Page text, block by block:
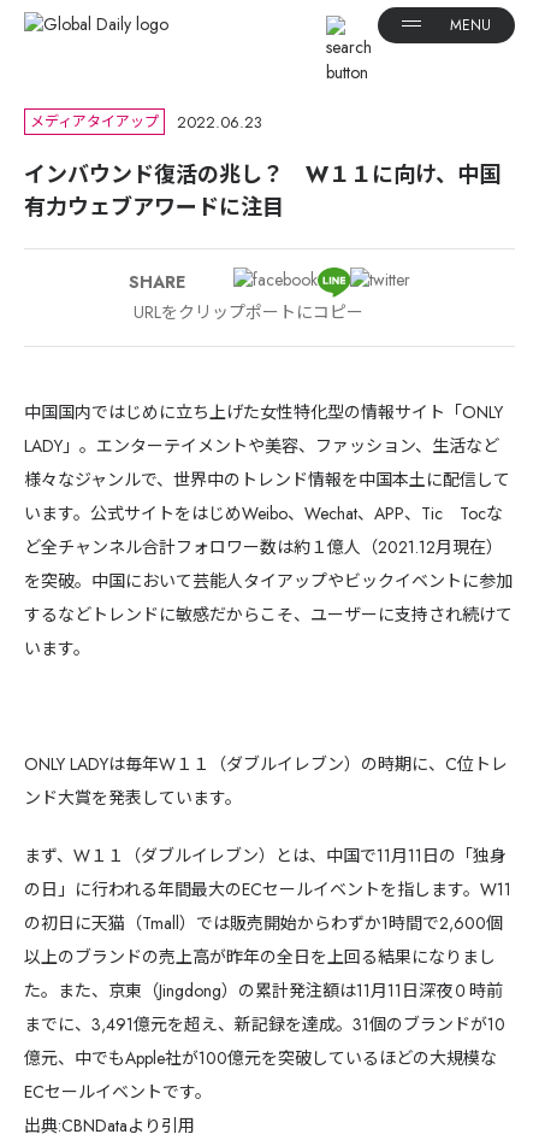
メディアタイアップ 2022.06.23
インバウンド復活の兆し？ W１１に向け、中国
有力ウェブアワードに注目
SHARE
URLをクリップポートにコピー
中国国内ではじめに立ち上げた女性特化型の情報サイト「ONLY
LADY」。エンターテイメントや美容、ファッション、生活など
様々なジャンルで、世界中のトレンド情報を中国本土に配信して
います。公式サイトをはじめWeibo、Wechat、APP、Tic Tocな
ど全チャンネル合計フォロワー数は約１億人（2021.12月現在）
を突破。中国において芸能人タイアップやビックイベントに参加
するなどトレンドに敏感だからこそ、ユーザーに支持され続けて
います。
ONLY LADYは毎年W１１（ダブルイレブン）の時期に、C位トレ
ンド大賞を発表しています。
まず、W１１（ダブルイレブン）とは、中国で11月11日の「独身
の日」に行われる年間最大のECセールイベントを指します。W11
の初日に天猫（Tmall）では販売開始からわずか1時間で2,600個
以上のブランドの売上高が昨年の全日を上回る結果になりまし
た。また、京東（Jingdong）の累計発注額は11月11日深夜０時前
までに、3,491億元を超え、新記録を達成。31個のブランドが10
億元、中でもApple社が100億元を突破しているほどの大規模な
ECセールイベントです。
出典:CBNDataより引用